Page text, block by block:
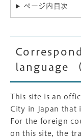
ページ内目次
language
This site is an
City in Japan that
For the foreign
on this site, the